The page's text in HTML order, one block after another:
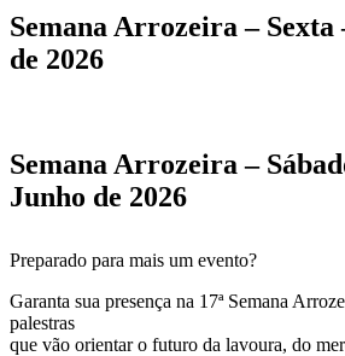
Semana Arrozeira – Sexta
de 2026
Semana Arrozeira –
Junho de 2026
Preparado para mais um evento?
Garanta sua presença na 17ª Semana
palestras
que vão orientar o futuro da lavoura, do